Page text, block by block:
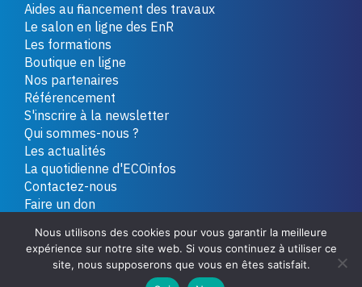
Aides au financement des travaux
Le salon en ligne des EnR
Les formations
Boutique en ligne
Nos partenaires
Référencement
S'inscrire à la newsletter
Qui sommes-nous ?
Les actualités
La quotidienne d'ECOinfos
Contactez-nous
Faire un don
Copyright 2026 - Tous droits réservés Plan du site
Politique de confidentialité
Nous utilisons des cookies pour vous garantir la meilleure
expérience sur notre site web. Si vous continuez à utiliser ce
site, nous supposerons que vous en êtes satisfait.